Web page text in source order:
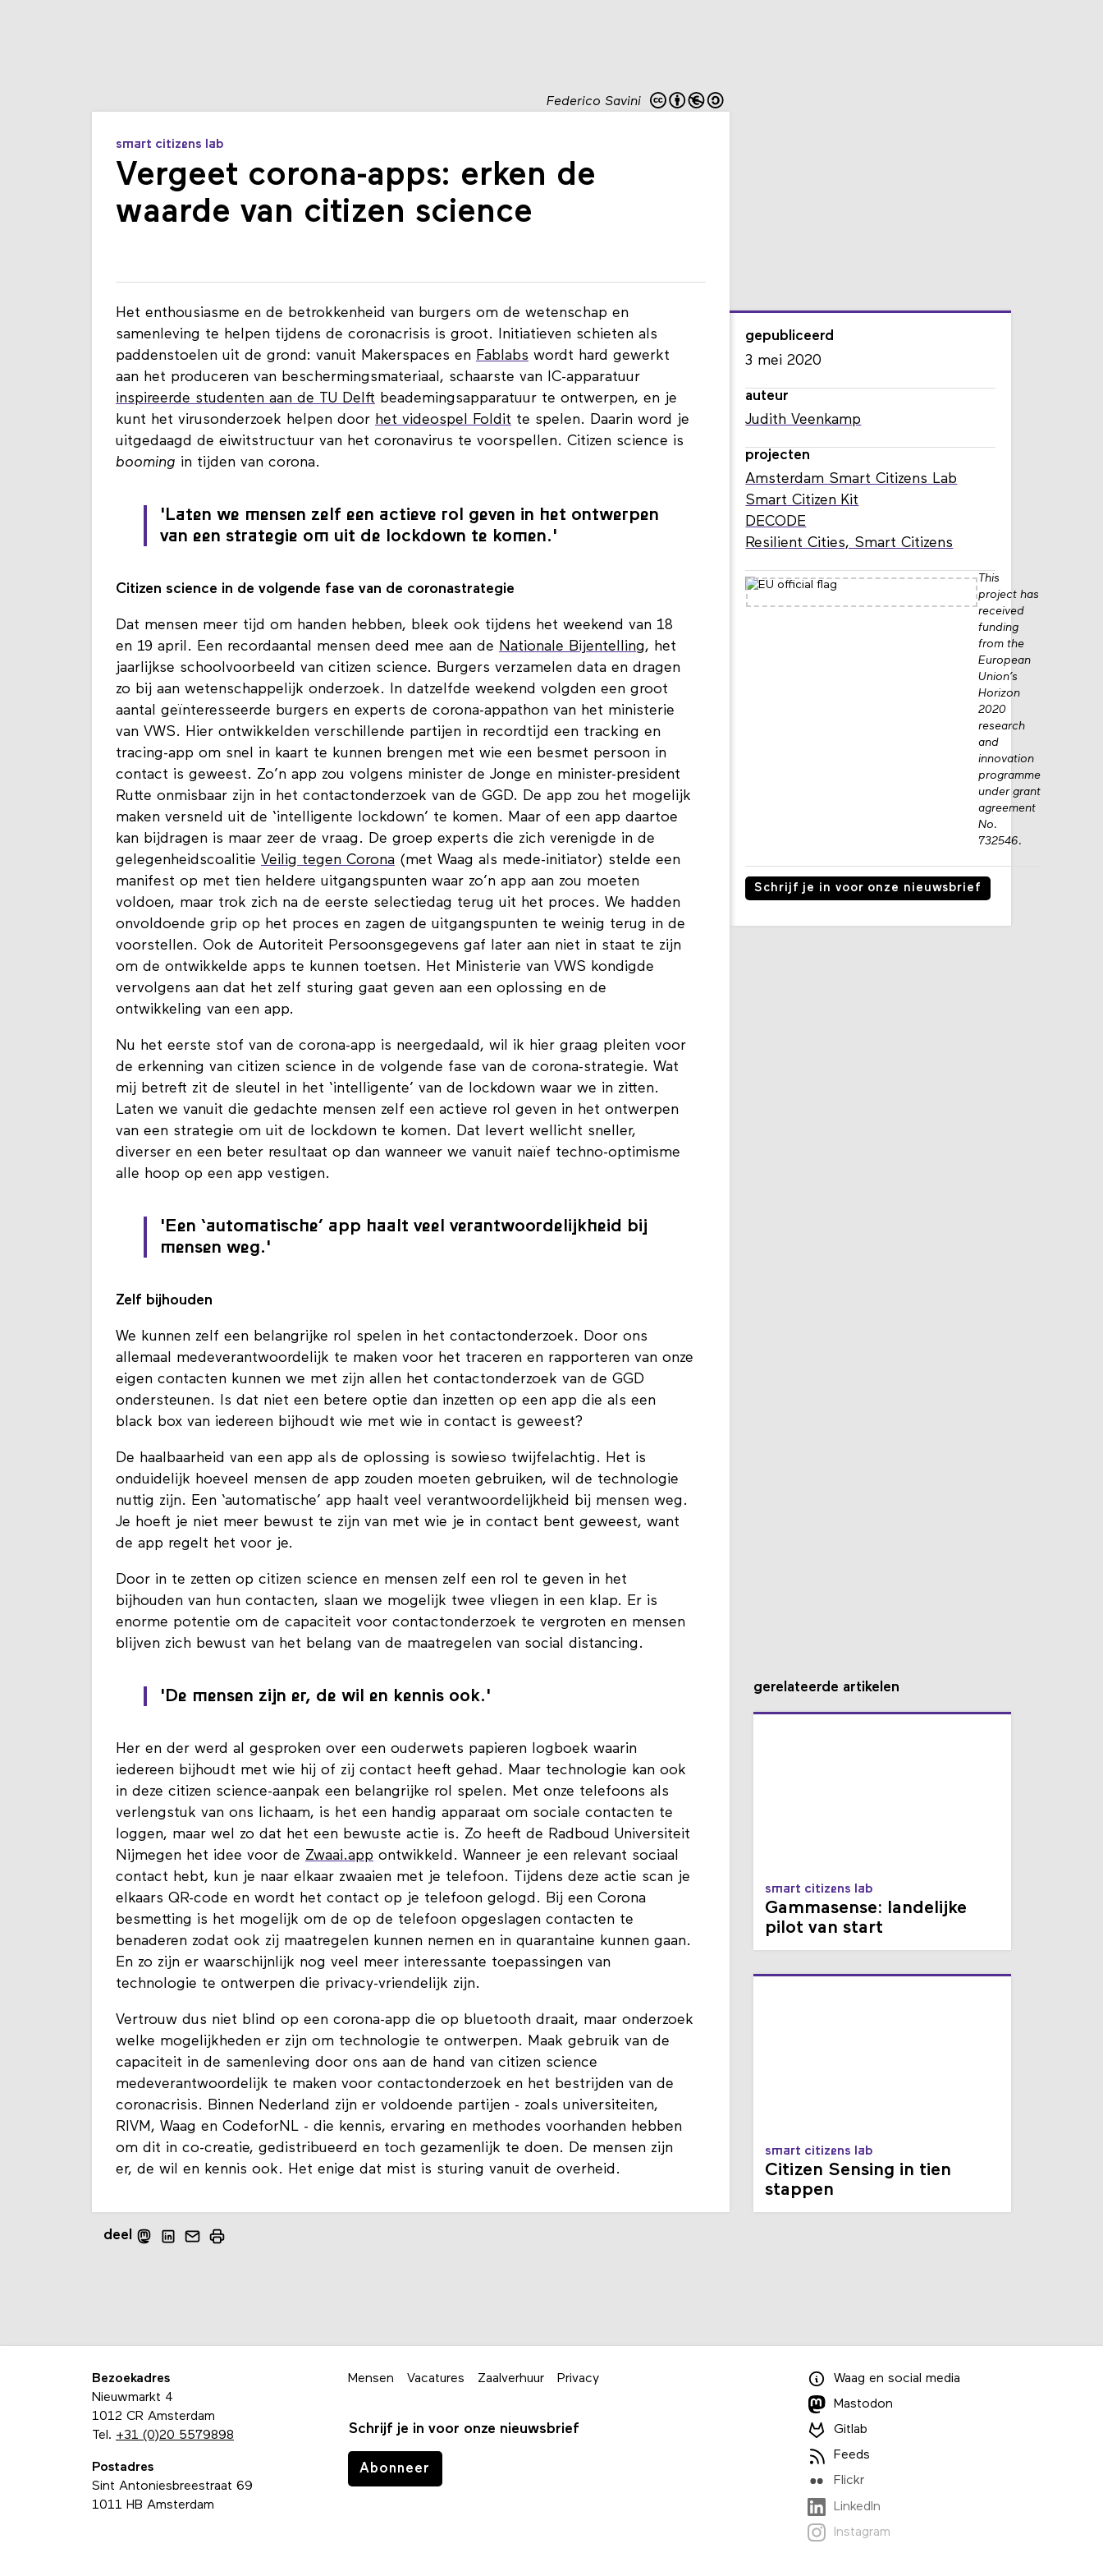
Federico Savini
smart citizens lab
Vergeet corona-apps: erken de
waarde van citizen science
Het enthousiasme en de betrokkenheid van burgers om de wetenschap en
samenleving te helpen tijdens de coronacrisis is groot. Initiatieven schieten als
paddenstoelen uit de grond: vanuit Makerspaces en Fablabs wordt hard gewerkt
aan het produceren van beschermingsmateriaal, schaarste van IC-apparatuur
inspireerde studenten aan de TU Delft beademingsapparatuur te ontwerpen, en je
kunt het virusonderzoek helpen door het videospel Foldit te spelen. Daarin word je
uitgedaagd de eiwitstructuur van het coronavirus te voorspellen. Citizen science is
booming in tijden van corona.
'Laten we mensen zelf een actieve rol geven in het ontwerpen
van een strategie om uit de lockdown te komen.'
Citizen science in de volgende fase van de coronastrategie
Dat mensen meer tijd om handen hebben, bleek ook tijdens het weekend van 18
en 19 april. Een recordaantal mensen deed mee aan de Nationale Bijentelling, het
jaarlijkse schoolvoorbeeld van citizen science. Burgers verzamelen data en dragen
zo bij aan wetenschappelijk onderzoek. In datzelfde weekend volgden een groot
aantal geïnteresseerde burgers en experts de corona-appathon van het ministerie
van VWS. Hier ontwikkelden verschillende partijen in recordtijd een tracking en
tracing-app om snel in kaart te kunnen brengen met wie een besmet persoon in
contact is geweest. Zo’n app zou volgens minister de Jonge en minister-president
Rutte onmisbaar zijn in het contactonderzoek van de GGD. De app zou het mogelijk
maken versneld uit de ‘intelligente lockdown’ te komen. Maar of een app daartoe
kan bijdragen is maar zeer de vraag. De groep experts die zich verenigde in de
gelegenheidscoalitie Veilig tegen Corona (met Waag als mede-initiator) stelde een
manifest op met tien heldere uitgangspunten waar zo’n app aan zou moeten
voldoen, maar trok zich na de eerste selectiedag terug uit het proces. We hadden
onvoldoende grip op het proces en zagen de uitgangspunten te weinig terug in de
voorstellen. Ook de Autoriteit Persoonsgegevens gaf later aan niet in staat te zijn
om de ontwikkelde apps te kunnen toetsen. Het Ministerie van VWS kondigde
vervolgens aan dat het zelf sturing gaat geven aan een oplossing en de
ontwikkeling van een app.
Nu het eerste stof van de corona-app is neergedaald, wil ik hier graag pleiten voor
de erkenning van citizen science in de volgende fase van de corona-strategie. Wat
mij betreft zit de sleutel in het ‘intelligente’ van de lockdown waar we in zitten.
Laten we vanuit die gedachte mensen zelf een actieve rol geven in het ontwerpen
van een strategie om uit de lockdown te komen. Dat levert wellicht sneller,
diverser en een beter resultaat op dan wanneer we vanuit naïef techno-optimisme
alle hoop op een app vestigen.
'Een ‘automatische’ app haalt veel verantwoordelijkheid bij
mensen weg.'
Zelf bijhouden
We kunnen zelf een belangrijke rol spelen in het contactonderzoek. Door ons
allemaal medeverantwoordelijk te maken voor het traceren en rapporteren van onze
eigen contacten kunnen we met zijn allen het contactonderzoek van de GGD
ondersteunen. Is dat niet een betere optie dan inzetten op een app die als een
black box van iedereen bijhoudt wie met wie in contact is geweest?
De haalbaarheid van een app als de oplossing is sowieso twijfelachtig. Het is
onduidelijk hoeveel mensen de app zouden moeten gebruiken, wil de technologie
nuttig zijn. Een ‘automatische’ app haalt veel verantwoordelijkheid bij mensen weg.
Je hoeft je niet meer bewust te zijn van met wie je in contact bent geweest, want
de app regelt het voor je.
Door in te zetten op citizen science en mensen zelf een rol te geven in het
bijhouden van hun contacten, slaan we mogelijk twee vliegen in een klap. Er is
enorme potentie om de capaciteit voor contactonderzoek te vergroten en mensen
blijven zich bewust van het belang van de maatregelen van social distancing.
'De mensen zijn er, de wil en kennis ook.'
Her en der werd al gesproken over een ouderwets papieren logboek waarin
iedereen bijhoudt met wie hij of zij contact heeft gehad. Maar technologie kan ook
in deze citizen science-aanpak een belangrijke rol spelen. Met onze telefoons als
verlengstuk van ons lichaam, is het een handig apparaat om sociale contacten te
loggen, maar wel zo dat het een bewuste actie is. Zo heeft de Radboud Universiteit
Nijmegen het idee voor de Zwaai.app ontwikkeld. Wanneer je een relevant sociaal
contact hebt, kun je naar elkaar zwaaien met je telefoon. Tijdens deze actie scan je
elkaars QR-code en wordt het contact op je telefoon gelogd. Bij een Corona
besmetting is het mogelijk om de op de telefoon opgeslagen contacten te
benaderen zodat ook zij maatregelen kunnen nemen en in quarantaine kunnen gaan.
En zo zijn er waarschijnlijk nog veel meer interessante toepassingen van
technologie te ontwerpen die privacy-vriendelijk zijn.
Vertrouw dus niet blind op een corona-app die op bluetooth draait, maar onderzoek
welke mogelijkheden er zijn om technologie te ontwerpen. Maak gebruik van de
capaciteit in de samenleving door ons aan de hand van citizen science
medeverantwoordelijk te maken voor contactonderzoek en het bestrijden van de
coronacrisis. Binnen Nederland zijn er voldoende partijen - zoals universiteiten,
RIVM, Waag en CodeforNL - die kennis, ervaring en methodes voorhanden hebben
om dit in co-creatie, gedistribueerd en toch gezamenlijk te doen. De mensen zijn
er, de wil en kennis ook. Het enige dat mist is sturing vanuit de overheid.
gepubliceerd
3 mei 2020
auteur
Judith Veenkamp
projecten
Amsterdam Smart Citizens Lab
Smart Citizen Kit
DECODE
Resilient Cities, Smart Citizens
This
project has
received
funding
from the
European
Union’s
Horizon
2020
research
and
innovation
programme
under grant
agreement
No.
732546.
Schrijf je in voor onze nieuwsbrief
deel
gerelateerde artikelen
smart citizens lab
Gammasense: landelijke
pilot van start
smart citizens lab
Citizen Sensing in tien
stappen
Bezoekadres
Nieuwmarkt 4
1012 CR Amsterdam
Tel. +31 (0)20 5579898
Postadres
Sint Antoniesbreestraat 69
1011 HB Amsterdam
Mensen Vacatures Zaalverhuur Privacy
Schrijf je in voor onze nieuwsbrief
Abonneer
Waag en social media
Mastodon
Gitlab
Feeds
Flickr
LinkedIn
Instagram